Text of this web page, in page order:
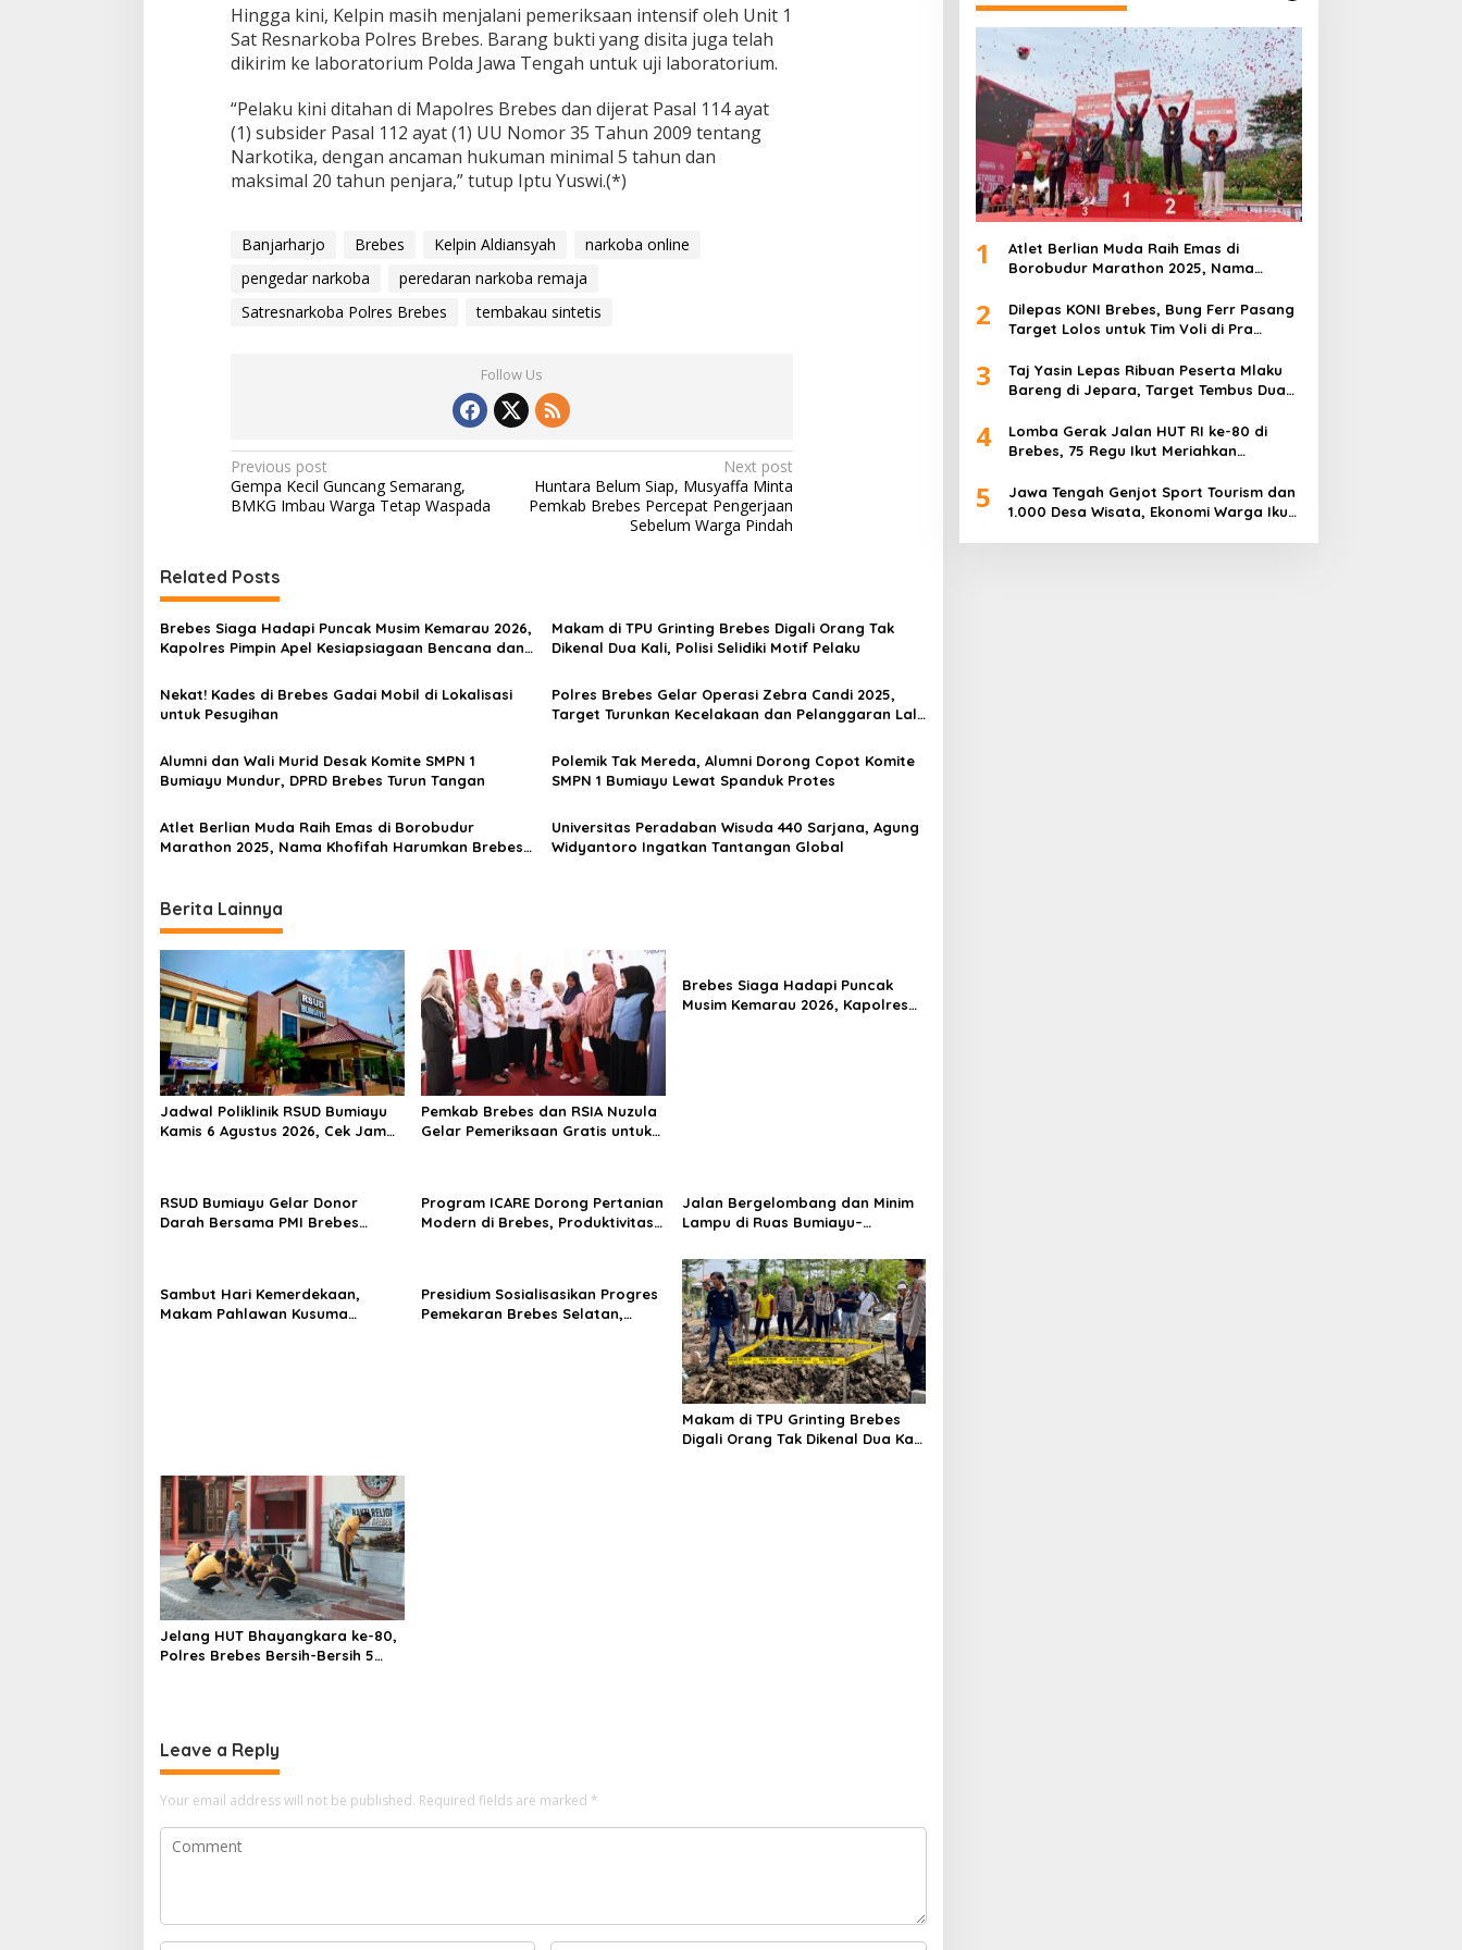
t
Hingga kini, Kelpin masih menjalani pemeriksaan intensif oleh Unit 1
Sat Resnarkoba Polres Brebes. Barang bukti yang disita juga telah
dikirim ke laboratorium Polda Jawa Tengah untuk uji laboratorium.
“Pelaku kini ditahan di Mapolres Brebes dan dijerat Pasal 114 ayat
(1) subsider Pasal 112 ayat (1) UU Nomor 35 Tahun 2009 tentang
Narkotika, dengan ancaman hukuman minimal 5 tahun dan
maksimal 20 tahun penjara,” tutup Iptu Yuswi.(*)
Banjarharjo Brebes Kelpin Aldiansyah
narkoba online
pengedar narkoba
peredaran narkoba remaja
Satresnarkoba Polres Brebes
tembakau sintetis
Follow Us
P
o
t
n
a
v
i
g
t
o
Previous post
Gempa Kecil Guncang Semarang,
BMKG Imbau Warga Tetap Waspada
Next post
Huntara Belum Siap, Musyaffa Minta
Pemkab Brebes Percepat Pengerjaan
Sebelum Warga Pindah
Related Posts
Brebes Siaga Hadapi Puncak Musim Kemarau 2026,
Kapolres Pimpin Apel Kesiapsiagaan Bencana dan
Makam di TPU Grinting Brebes Digali Orang Tak
Dikenal Dua Kali, Polisi Selidiki Motif Pelaku
Nekat! Kades di Brebes Gadai Mobil di Lokalisasi
untuk Pesugihan
Polres Brebes Gelar Operasi Zebra Candi 2025,
Target Turunkan Kecelakaan dan Pelanggaran Lalu
Alumni dan Wali Murid Desak Komite SMPN 1
Bumiayu Mundur, DPRD Brebes Turun Tangan
Polemik Tak Mereda, Alumni Dorong Copot Komite
SMPN 1 Bumiayu Lewat Spanduk Protes
Atlet Berlian Muda Raih Emas di Borobudur
Marathon 2025, Nama Khofifah Harumkan Brebes–
Universitas Peradaban Wisuda 440 Sarjana, Agung
Widyantoro Ingatkan Tantangan Global
Berita Lainnya
Jadwal Poliklinik RSUD Bumiayu
Kamis 6 Agustus 2026, Cek Jam
Pemkab Brebes dan RSIA Nuzula
Gelar Pemeriksaan Gratis untuk
Brebes Siaga Hadapi Puncak
Musim Kemarau 2026, Kapolres
RSUD Bumiayu Gelar Donor
Darah Bersama PMI Brebes
Program ICARE Dorong Pertanian
Modern di Brebes, Produktivitas
Jalan Bergelombang dan Minim
Lampu di Ruas Bumiayu–
Innova Hantam Pohon di
Bantarkawung
Sambut Hari Kemerdekaan,
Makam Pahlawan Kusuma
Presidium Sosialisasikan Progres
Pemekaran Brebes Selatan,
Makam di TPU Grinting Brebes
Digali Orang Tak Dikenal Dua Kali,
Jelang HUT Bhayangkara ke-80,
Polres Brebes Bersih-Bersih 5
Leave a Reply
Your email address will not be published. Required fields are marked *
1
Atlet Berlian Muda Raih Emas di
Borobudur Marathon 2025, Nama
2
Dilepas KONI Brebes, Bung Ferr Pasang
Target Lolos untuk Tim Voli di Pra
3
Taj Yasin Lepas Ribuan Peserta Mlaku
Bareng di Jepara, Target Tembus Dua
4
Lomba Gerak Jalan HUT RI ke-80 di
Brebes, 75 Regu Ikut Meriahkan
5
Jawa Tengah Genjot Sport Tourism dan
1.000 Desa Wisata, Ekonomi Warga Ikut